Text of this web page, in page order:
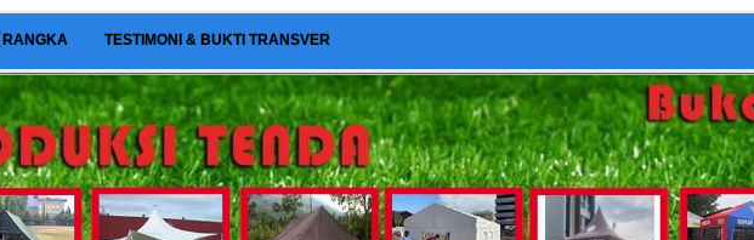
RANGKA TESTIMONI & BUKTI TRANSVER